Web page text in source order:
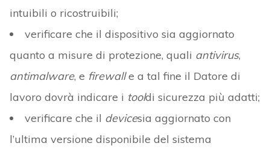
intuibili o ricostruibili;
verificare che il dispositivo sia aggiornato
quanto a misure di protezione, quali antivirus,
antimalware, e firewalle a tal fine il Datore di
lavoro dovrà indicare i tooldi sicurezza più adatti;
verificare che il devicesia aggiornato con
l’ultima versione disponibile del sistema